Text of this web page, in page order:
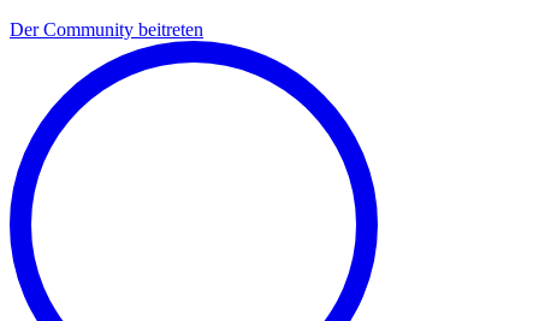
Der Community beitreten